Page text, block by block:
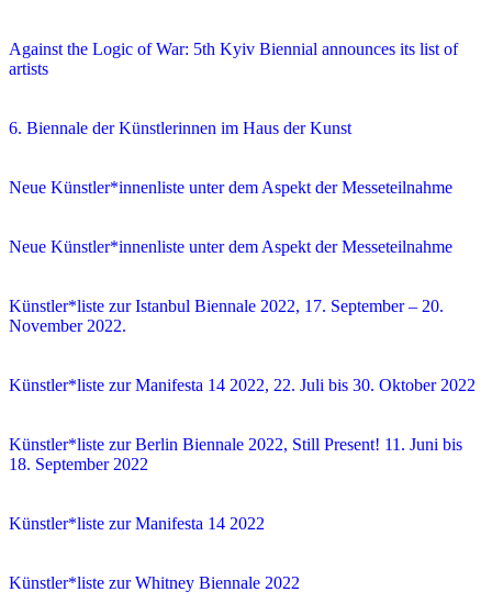
Against the Logic of War: 5th Kyiv Biennial announces its list of
artists
6. Biennale der Künstlerinnen im Haus der Kunst
Neue Künstler*innenliste unter dem Aspekt der Messeteilnahme
Neue Künstler*innenliste unter dem Aspekt der Messeteilnahme
Künstler*liste zur Istanbul Biennale 2022, 17. September – 20.
November 2022.
Künstler*liste zur Manifesta 14 2022, 22. Juli bis 30. Oktober 2022
Künstler*liste zur Berlin Biennale 2022, Still Present! 11. Juni bis
18. September 2022
Künstler*liste zur Manifesta 14 2022
Künstler*liste zur Whitney Biennale 2022